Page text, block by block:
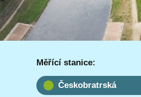
Měřící stanice:
Českobratrská